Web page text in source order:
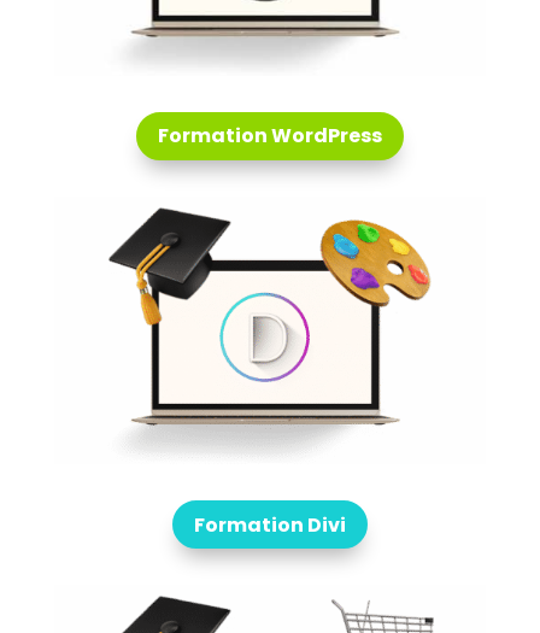
Formation WordPress
Formation Divi